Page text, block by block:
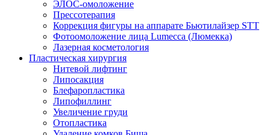
ЭЛОС-омоложение
Прессотерапия
Коррекция фигуры на аппарате Бьютилайзер STT
Фотоомоложение лица Lumecca (Люмекка)
Лазерная косметология
Пластическая хирургия
Нитевой лифтинг
Липосакция
Блефаропластика
Липофиллинг
Увеличение груди
Отопластика